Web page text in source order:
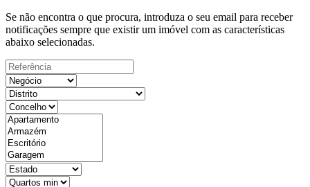
Se não encontra o que procura, introduza o seu email para receber
notificações sempre que existir um imóvel com as características
abaixo selecionadas.